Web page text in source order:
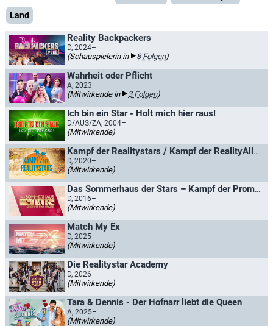
Land
Reality Backpackers
D, 2024–
(Schauspielerin in 8 Folgen)
Wahrheit oder Pflicht
A, 2023
(Mitwirkende in 3 Folgen)
Ich bin ein Star - Holt mich hier raus!
D/AUS/ZA, 2004–
(Mitwirkende)
Kampf der Realitystars / Kampf der RealityAllstars
D, 2020–
(Mitwirkende)
Das Sommerhaus der Stars – Kampf der Promipaare
D, 2016–
(Mitwirkende)
Match My Ex
D, 2025–
(Mitwirkende)
Die Realitystar Academy
D, 2026–
(Mitwirkende)
Tara & Dennis - Der Hofnarr liebt die Queen
A, 2025–
(Mitwirkende)